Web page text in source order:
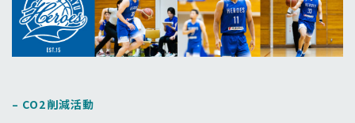
– CO2削減活動